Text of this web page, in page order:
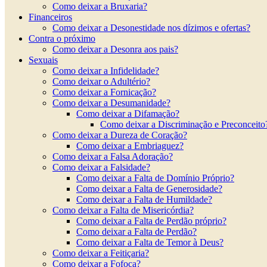
Como deixar a Bruxaria?
Financeiros
Como deixar a Desonestidade nos dízimos e ofertas?
Contra o próximo
Como deixar a Desonra aos pais?
Sexuais
Como deixar a Infidelidade?
Como deixar o Adultério?
Como deixar a Fornicação?
Como deixar a Desumanidade?
Como deixar a Difamação?
Como deixar a Discriminação e
Como deixar a Dureza de Coração?
Como deixar a Embriaguez?
Como deixar a Falsa Adoração?
Como deixar a Falsidade?
Como deixar a Falta de Domínio Próprio?
Como deixar a Falta de Generosidade?
Como deixar a Falta de Humildade?
Como deixar a Falta de Misericórdia?
Como deixar a Falta de Perdão próprio?
Como deixar a Falta de Perdão?
Como deixar a Falta de Temor à Deus?
Como deixar a Feitiçaria?
Como deixar a Fofoca?